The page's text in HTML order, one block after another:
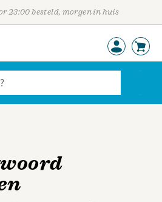
23:00 besteld, morgen in huis